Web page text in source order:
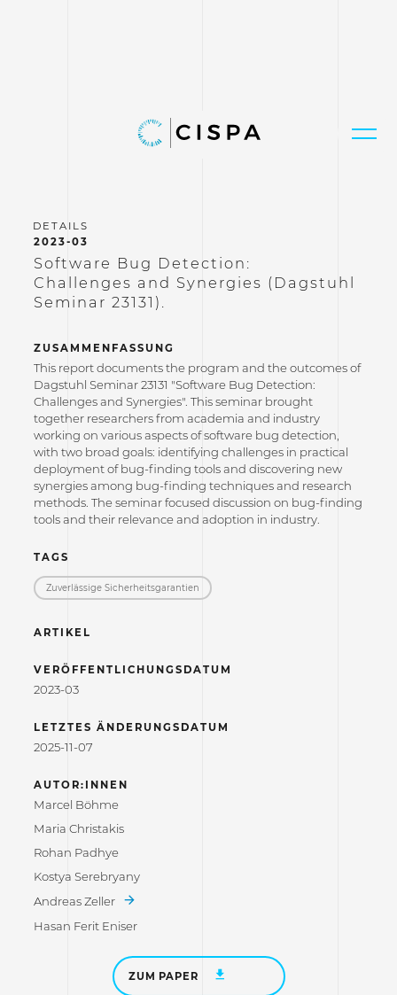
2023-03
Software Bug Detection:
Challenges and Synergies (Dagstuhl
Seminar 23131).
ZUSAMMENFASSUNG
This report documents the program and the outcomes of
Dagstuhl Seminar 23131 "Software Bug Detection:
Challenges and Synergies". This seminar brought
together researchers from academia and industry
working on various aspects of software bug detection,
with two broad goals: identifying challenges in practical
deployment of bug-finding tools and discovering new
synergies among bug-finding techniques and research
methods. The seminar focused discussion on bug-finding
tools and their relevance and adoption in industry.
TAGS
Zuverlässige Sicherheitsgarantien
ARTIKEL
VERÖFFENTLICHUNGSDATUM
2023-03
LETZTES ÄNDERUNGSDATUM
2025-11-07
AUTOR:INNEN
Marcel Böhme
Maria Christakis
Rohan Padhye
Kostya Serebryany
Andreas Zeller
Hasan Ferit Eniser
ZUM PAPER